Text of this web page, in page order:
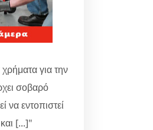
για την
σοβαρό
να εντοπιστεί
[...]"